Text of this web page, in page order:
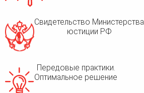
Свидетельство Министерства
юстиции РФ
Передовые практики.
Оптимальное решение